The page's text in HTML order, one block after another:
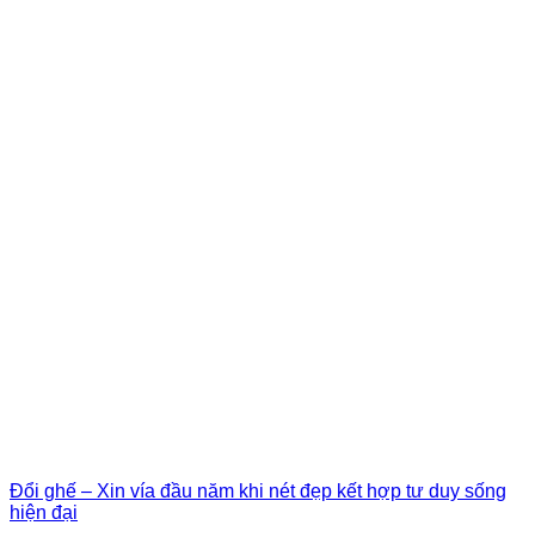
Đổi ghế – Xin vía đầu năm khi nét đẹp kết hợp tư duy sống
hiện đại